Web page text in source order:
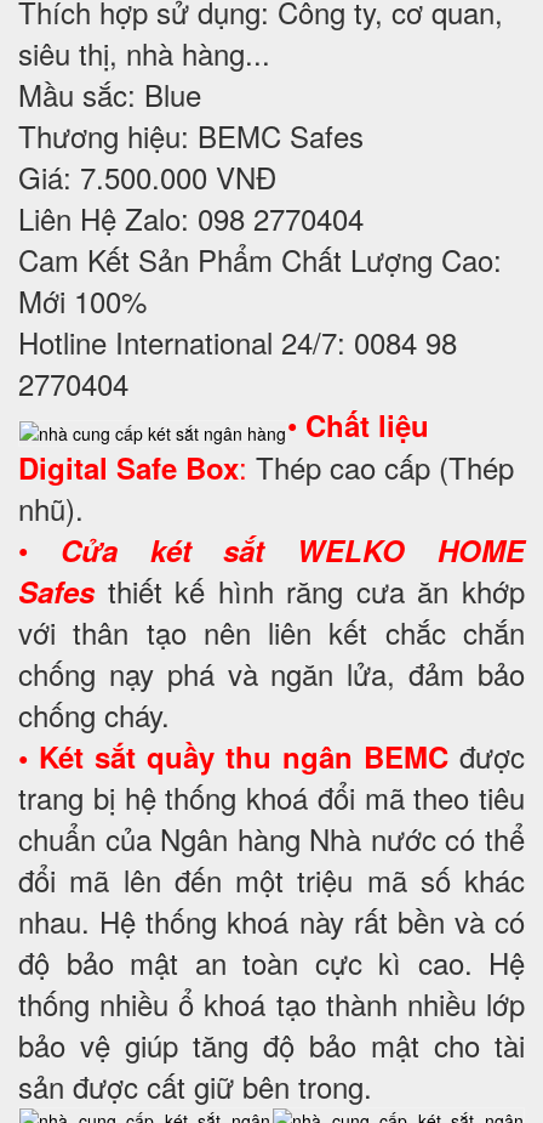
Thích hợp sử dụng: Công ty, cơ quan,
siêu thị, nhà hàng...
Mầu sắc: Blue
Thương hiệu: BEMC Safes
Giá: 7.500.000 VNĐ
Liên Hệ Zalo: 098 2770404
Cam Kết Sản Phẩm Chất Lượng Cao:
Mới 100%
Hotline International 24/7: 0084 98
2770404
• Chất liệu
Digital Safe Box: Thép cao cấp (Thép
nhũ).
• Cửa két sắt WELKO HOME
Safesthiết kế hình răng cưa ăn khớp
với thân tạo nên liên kết chắc chắn
chống nạy phá và ngăn lửa, đảm bảo
chống cháy.
• Két sắt quầy thu ngân BEMC được
trang bị hệ thống khoá đổi mã theo tiêu
chuẩn của Ngân hàng Nhà nước có thể
đổi mã lên đến một triệu mã số khác
nhau. Hệ thống khoá này rất bền và có
độ bảo mật an toàn cực kì cao. Hệ
thống nhiều ổ khoá tạo thành nhiều lớp
bảo vệ giúp tăng độ bảo mật cho tài
sản được cất giữ bên trong.